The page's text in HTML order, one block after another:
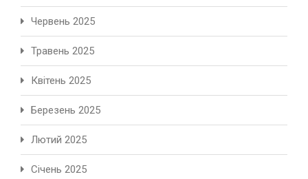
Червень 2025
Травень 2025
Квітень 2025
Березень 2025
Лютий 2025
Січень 2025